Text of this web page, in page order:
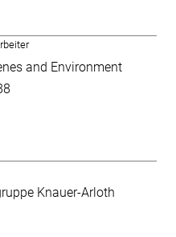
and Environment
Knauer-Arloth